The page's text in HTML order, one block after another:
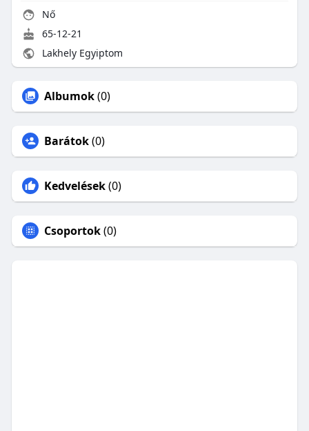
Nő
65-12-21
Lakhely Egyiptom
Albumok(0)
Barátok(0)
Kedvelések(0)
Csoportok(0)